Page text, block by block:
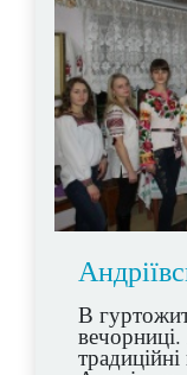
В
вечорниці.